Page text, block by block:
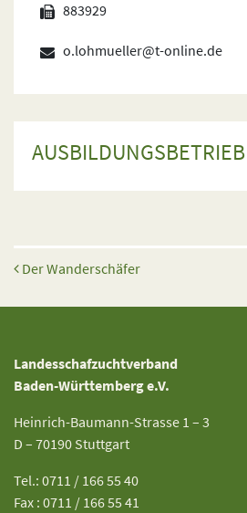
883929
o.lohmueller@t-online.de
AUSBILDUNGSBETRIEB
Beitrags-Navigation
Der Wanderschäfer
Landesschafzuchtverband
Baden-Württemberg e.V.
Heinrich-Baumann-Strasse 1 – 3
D – 70190 Stuttgart
Tel.: 0711 / 166 55 40
Fax : 0711 / 166 55 41